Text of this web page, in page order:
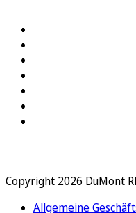
Copyright 2026 DuMont
Allgemeine